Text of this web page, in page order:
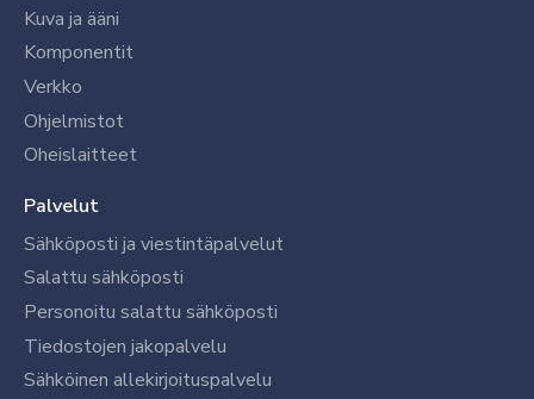
Kuva ja ääni
Komponentit
Verkko
Ohjelmistot
Oheislaitteet
Palvelut
Sähköposti ja viestintäpalvelut
Salattu sähköposti
Personoitu salattu sähköposti
Tiedostojen jakopalvelu
Sähköinen allekirjoituspalvelu